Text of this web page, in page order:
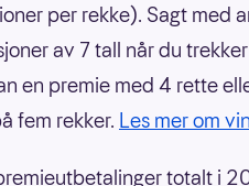
per rekke). Sagt med
av 7 tall når du
en premie med 4 rette
fem rekker. Les mer om
totalt i